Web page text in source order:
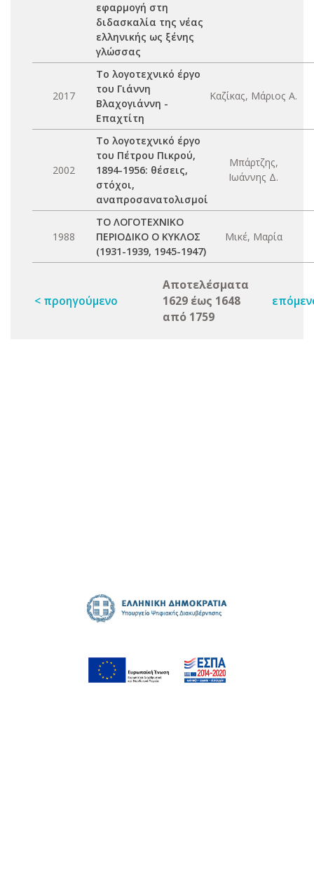
εφαρμογή στη
διδασκαλία της νέας
ελληνικής ως ξένης
γλώσσας
2017
Το λογοτεχνικό έργο
του Γιάννη
Βλαχογιάννη -
Επαχτίτη
Καζίκας, Μάριος Α.
2002
Το λογοτεχνικό έργο
του Πέτρου Πικρού,
1894-1956: θέσεις,
στόχοι,
αναπροσανατολισμοί
Μπάρτζης,
Ιωάννης Δ.
1988
ΤΟ ΛΟΓΟΤΕΧΝΙΚΟ
ΠΕΡΙΟΔΙΚΟ Ο ΚΥΚΛΟΣ
(1931-1939, 1945-1947)
Μικέ, Μαρία
< προηγούμενο
Αποτελέσματα
1629 έως 1648
από 1759